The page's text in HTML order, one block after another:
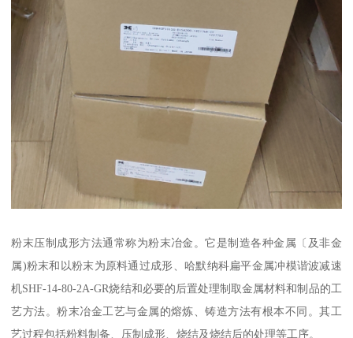
粉末压制成形方法通常称为粉末冶金。它是制造各种金属〔及非金
属)粉末和以粉末为原料通过成形、哈默纳科扁平金属冲模谐波减速
机SHF-14-80-2A-GR烧结和必要的后置处理制取金属材料和制品的工
艺方法。粉末冶金工艺与金属的熔炼、铸造方法有根本不同。其工
艺过程包括粉料制备、压制成形、烧结及烧结后的处理等工序。